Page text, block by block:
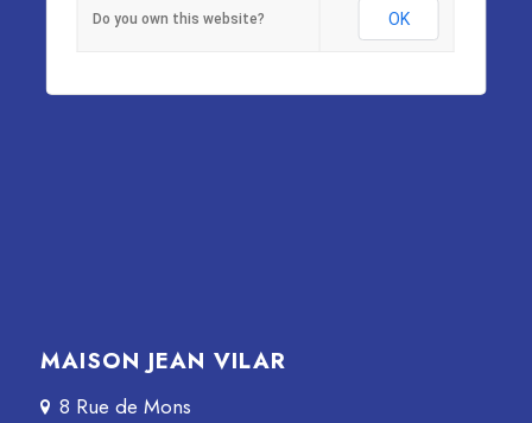
Do you own this website? OK
MAISON JEAN VILAR
8 Rue de Mons